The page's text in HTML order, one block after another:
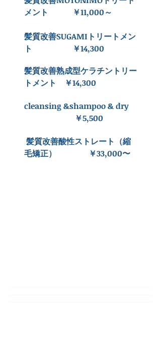
メント ￥11,000～
髪質改善SUGAMIトリートメン
ト ￥14,300
髪質改善熟成型ケラチントリー
トメント
￥14,300
cleansing &shampoo & dry
￥5,500
​ 髪質改善酸性ストレート（縮
毛矯正） ￥33,000〜